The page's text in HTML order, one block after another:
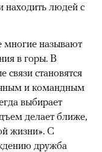
находить людей с
многие называют
в горы. В
связи становятся
и командным
выбирает
делает ближе,
жизни». С
дружба